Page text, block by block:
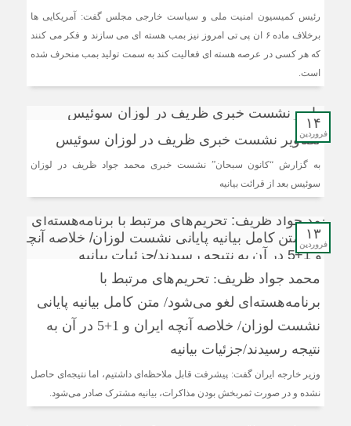
رئیس کمیسیون امنیت ملی و سیاست خارجی مجلس گفت: آمریکایی ها
برخلاف ماده ۶ ان پی تی امروز نیز بمب هسته ای می سازند و فکر می کنند
که هر کسی در عرصه هسته ای فعالیت کند به سمت تولید بمب منحرف شده
است.
۱۴
فروردین
تصاویر نشست خبری ظریف در لوزان سوئیس
به گزارش “کانون سبحان” نشست خبری محمد جواد ظریف در لوزان
سوئیس بعد از قرائت بیانیه
۱۳
فروردین
محمد جواد ظریف: تحریم‌های مرتبط با
برنامه‌هسته‌ای لغو می‌شود/ متن کامل بیانیه پایانی
نشست لوزان/ خلاصه آنچه ایران و 1+5 در آن به
نتیجه رسیدند/جزئیات بیانیه
وزیر خارجه ایران گفت: پیشرفت قابل ملاحظه‌ای داشتیم، اما نتیجه‌ای حاصل
نشده و در صورت ثمربخش بودن مذاکرات، بیانیه مشترک صادر می‌شود.